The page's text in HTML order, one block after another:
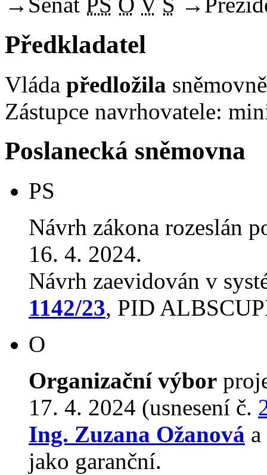
Předkladatel
Vláda předložila
Zástupce navrhovatele:
Poslanecká sněmovna
PS
Návrh zákona rozeslán
16. 4. 2024.
Návrh zaevidován v
1142/23, PID
O
Organizační výbor
17. 4. 2024 (usnesení č.
Ing. Zuzana Ožanová
jako garanční.